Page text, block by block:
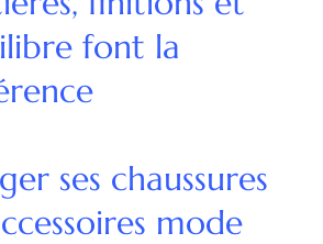
font la
ses chaussures
mode